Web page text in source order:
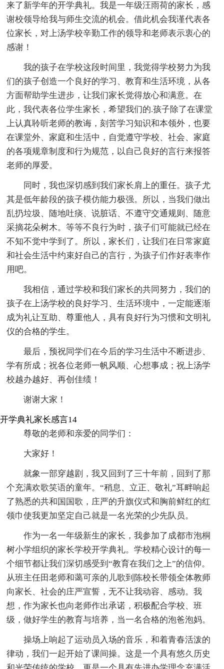
来了新学年的开学典礼。我是一年级汪雨荷的家长，感
谢校领导给我与师生交流的机会。借此机会我谨代表各
位家长，对上汤学校辛勤工作的领导和老师表示衷心的
感谢！
我的孩子在学校这段时间里，我觉得学校努力为我
们的孩子创造一个良好的学习、教育和生活环境，从各
方面帮助学生进步，让我们家长觉得放心和满意。在
此，我代表各位学生家长，希望我们的.孩子除了在课堂
上认真聆听老师的教诲，刻苦学习知识和本领外，也要
在课堂外、家庭和生活中，自觉遵守学校、社会、家庭
的各项规章制度和行为规范，以自己良好的言行来报答
老师的厚爱。
同时，我也深切感到我们家长肩上的重任。孩子尤
其是低年龄段的孩子模仿能力极强。所以，当我们做出
乱扔垃圾、随地吐痰、说脏话、不遵守交通规则、随意
采摘花朵树木。等等不良行为时，孩子们可能就已经在
不知不觉中学到了。所以，家长们，让我们在日常家庭
和社会生活中约束好自己的言行，为孩子们作好表率作
用吧。
我相信，通过学校和我们家长的共同努力，我们的
孩子在上汤学校的良好学习、生活环境中，一定能逐渐
成为礼让互助、尊重他人，具有良好行为习惯和文明礼
仪的合格的学生。
最后，预祝同学们在今后的学习生活中不断进步、
学有所成；祝各位老师一帆风顺、心想事成；祝上汤学
校越办越好、再创佳绩！
谢谢大家！
开学典礼家长感言14
尊敬的老师和亲爱的同学们：
大家好！
就象一部穿越剧，我又回到了三十年前，回到了那
个充满欢歌笑语的童年。“稍息、立正、敬礼”耳畔响起
了熟悉的共和国国歌，庄严的升旗仪式和胸前鲜红的红
领巾使我更加坚定自己就是一名光荣的少先队员。
作为一名一年级新生的家长，我参加了成都市泡桐
树小学组织的家长学校开学典礼。学校精心设计的每一
个细节都让我们深切感受到“教育在我们之上”的信仰。
从班主任田老师和蔼可亲的儿歌到陈校长带领全体教师
向家长、社会的庄严宣誓，无不让我动容、感动。我
想，作为家长也向老师作出承诺，积极配合学校、班
级，做好学生的教育与培养，当一名合格的泡爸泡妈。
操场上响起了运动员入场的音乐，和着青春活泼的
律动，我们一起开始了课间操。这是一个具有悠久历史